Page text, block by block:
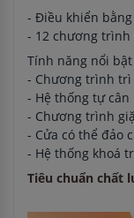
- Điều khiển
- 12 chương trình
Tính năng nổi bật
- Chương trình trì
- Hệ thống tự
- Chương trình
- Cửa có thể đảo
- Hệ thống khoá
Tiêu chuẩn chất